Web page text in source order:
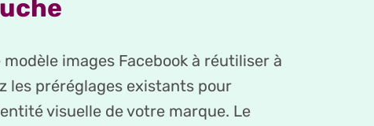
images Facebook à réutiliser à
les préréglages existants pour
visuelle de votre marque. Le